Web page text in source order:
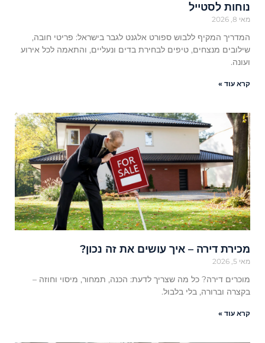
נוחות לסטייל
מאי 8, 2026
המדריך המקיף ללבוש ספורט אלגנט לגבר בישראל: פריטי חובה,
שילובים מנצחים, טיפים לבחירת בדים ונעליים, והתאמה לכל אירוע
ועונה.
קרא עוד »
מכירת דירה – איך עושים את זה נכון?
מאי 5, 2026
מוכרים דירה? כל מה שצריך לדעת: הכנה, תמחור, מיסוי וחוזה –
בקצרה וברורה, בלי בלבול.
קרא עוד »